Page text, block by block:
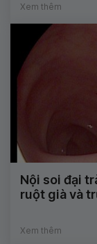
Xem thêm
Nội soi đại
ruột già và
Xem thêm